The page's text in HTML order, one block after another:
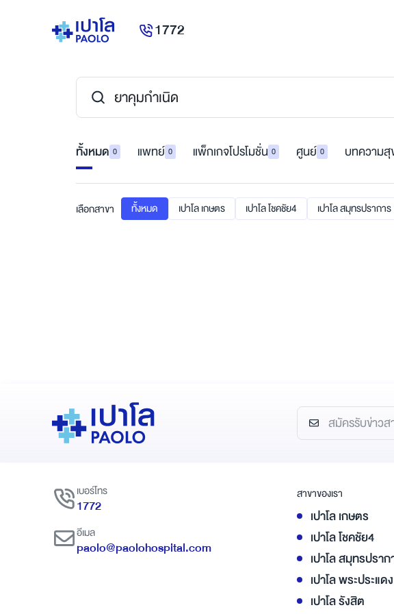
1772
ทั้งหมด 0 แพทย์ 0 แพ็กเกจโปรโมชั่น 0 ศูนย์ 0 บทความ
เลือกสาขา ทั้งหมด เปาโล เกษตร เปาโล โชคชัย4 เปาโล สมุทรปราการ
เบอร์โทร
1772
อีเมล
paolo@paolohospital.com
สาขาของเรา
เปาโล เกษตร
เปาโล โชคชัย4
เปาโล สมุทรปราก
เปาโล พระประแดง
เปาโล รังสิต